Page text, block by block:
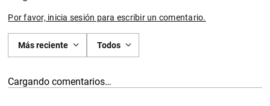
Por favor, inicia sesión para escribir un comentario.
Más reciente Todos
Cargando comentarios…